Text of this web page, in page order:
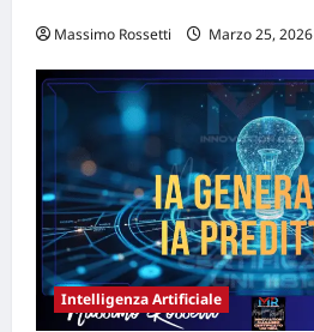
Massimo Rossetti Marzo 25, 2026
Intelligenza Artificiale